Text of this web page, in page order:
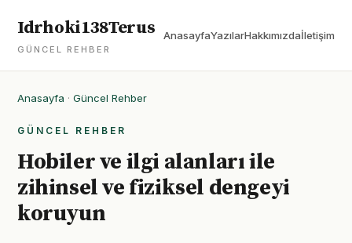
Idrhoki138Terus
GÜNCEL REHBER
AnasayfaYazılarHakkımızdaİletişim
Anasayfa · Güncel Rehber
GÜNCEL REHBER
Hobiler ve ilgi alanları ile
zihinsel ve fiziksel dengeyi
koruyun